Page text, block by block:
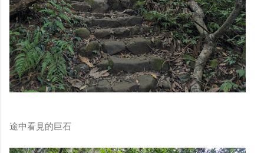
途中看見的巨石